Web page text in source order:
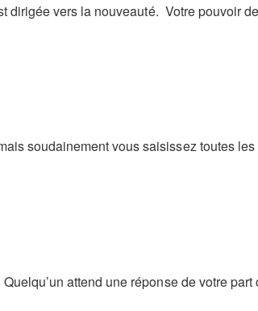
dirigée vers la nouveauté. Votre pouvoir
soudainement vous saisissez toutes
attend une réponse de votre